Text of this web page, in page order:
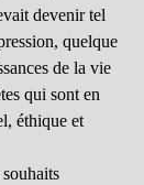
devenir tel
quelque
de la vie
qui sont en
éthique et